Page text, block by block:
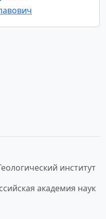
институт
академия наук